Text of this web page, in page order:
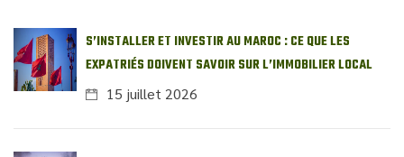
S’INSTALLER ET INVESTIR AU MAROC : CE QUE LES
EXPATRIÉS DOIVENT SAVOIR SUR L’IMMOBILIER LOCAL
15 juillet 2026